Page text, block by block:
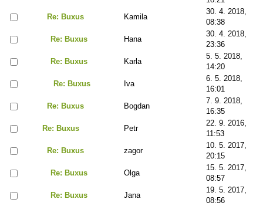
Re: Buxus
Kamila
30. 4. 2018,
08:38
Re: Buxus
Hana
30. 4. 2018,
23:36
Re: Buxus
Karla
5. 5. 2018,
14:20
Re: Buxus
Iva
6. 5. 2018,
16:01
Re: Buxus
Bogdan
7. 9. 2018,
16:35
Re: Buxus
Petr
22. 9. 2016,
11:53
Re: Buxus
zagor
10. 5. 2017,
20:15
Re: Buxus
Olga
15. 5. 2017,
08:57
Re: Buxus
Jana
19. 5. 2017,
08:56